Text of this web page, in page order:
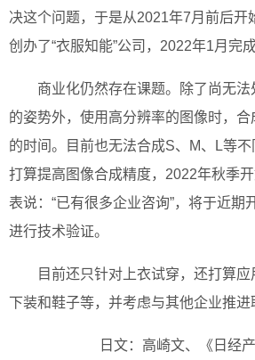
决这个问题，于是从2021年7月前后开
创办了“衣服知能”公司，2022年1月完
商业化仍然存在课题。除了尚无
的姿势外，使用高分辨率的图像时，
的时间。目前也无法合成S、M、L等
打算提高图像合成精度，2022年秋季
表说：“已有很多企业咨询”，将于近期
进行技术验证。
目前还只针对上衣试穿，还打算应
下装和鞋子等，并考虑与其他企业推进
日文：高崎文、《日经